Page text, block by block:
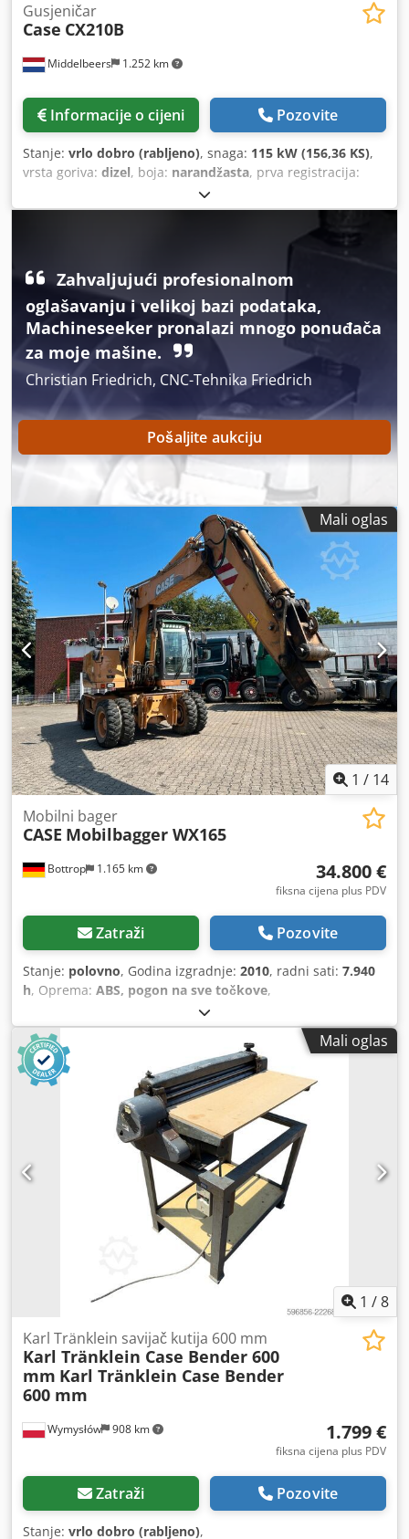
Middelbeers 1.252 km
Gusjeničar
Case CX210B
Informacije o cijeni Pozovite
Stanje: vrlo dobro (rabljeno), snaga: 115 kW (156,36 KS),
vrsta goriva: dizel, boja: narandžasta, prva registracija:
2012
Zahvaljujući profesionalnom
oglašavanju i velikoj bazi podataka,
Machineseeker pronalazi mnogo ponuđača
za moje mašine.
Christian Friedrich, CNC-Tehnika Friedrich
Pošaljite aukciju
Mali oglas
1 / 14
Bottrop 1.165 km
Mobilni bager
CASE Mobilbagger WX165
34.800 €
fiksna cijena plus PDV
Zatraži Pozovite
Stanje: polovno, Godina izgradnje: 2010, radni sati: 7.940
h, Oprema: ABS, pogon na sve točkove,
Mali oglas
1 /8
Wymysłów 908 km
Karl Tränklein savijač kutija 600 mm
Karl Tränklein Case Bender 600
mm Karl Tränklein Case Bender
600 mm
1.799 €
fiksna cijena plus PDV
Zatraži Pozovite
Stanje: vrlo dobro (rabljeno),